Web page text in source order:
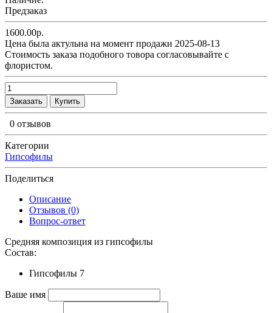
Предзаказ
1600.00р.
Цена была актульна на момент продажи 2025-08-13
Cтоимость заказа подобного товора согласовывайте с
флористом.
Заказать Купить
0 отзывов
Категории
Гипсофилы
Поделиться
Описание
Отзывов (0)
Вопрос-ответ
Средняя композиция из гипсофилы
Состав:
Гипсофилы 7
Ваше имя